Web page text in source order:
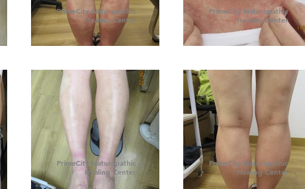
PrimeCity Naturopathic
Healing Center
PrimeCity Naturopathic
Healing Center
PrimeCity Naturopathic
Healing Center
PrimeCity Naturopathic
Healing Center